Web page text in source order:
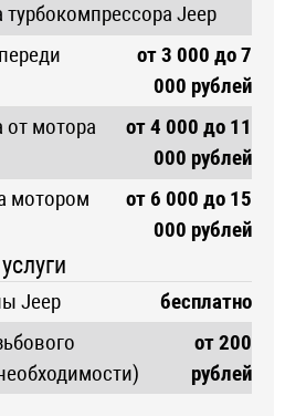
Jeep
от 3 000 до 7
000 рублей
от мотора
от 4 000 до 11
000 рублей
мотором
от 6 000 до 15
000 рублей
Jeep
бесплатно
от 200
рублей